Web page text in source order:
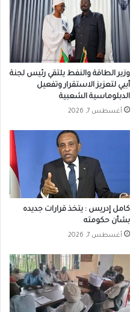
وزير الطاقة والنفط يلتقي رئيس لجنة
أبيي لتعزيز الاستقرار وتفعيل
الدبلوماسية الشعبية
أغسطس 7, 2026
كامل إدريس : يتخذ قرارات جديده
بشأن حكومته
أغسطس 7, 2026